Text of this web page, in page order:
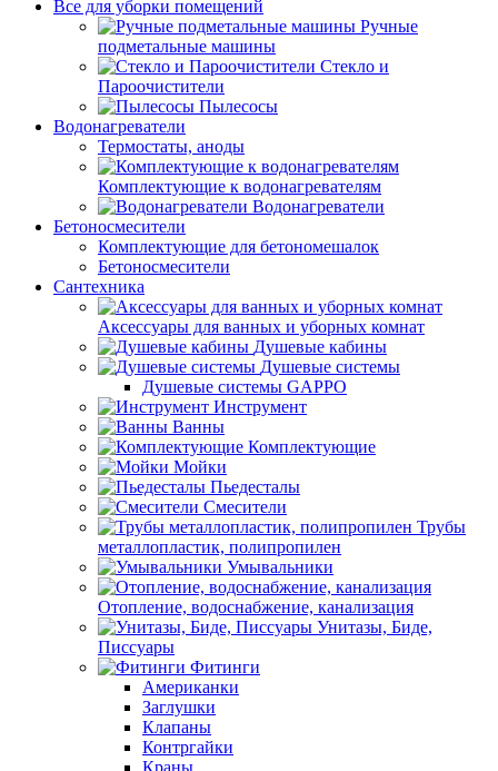
Все для уборки помещений
Ручные
подметальные машины
Стекло и
Пароочистители
Пылесосы
Водонагреватели
Термостаты, аноды
Комплектующие к водонагревателям
Водонагреватели
Бетоносмесители
Комплектующие для бетономешалок
Бетоносмесители
Сантехника
Аксессуары для ванных и уборных комнат
Душевые кабины
Душевые системы
Душевые системы GAPPO
Инструмент
Ванны
Комплектующие
Мойки
Пьедесталы
Смесители
Трубы
металлопластик, полипропилен
Умывальники
Отопление, водоснабжение, канализация
Унитазы, Биде,
Писсуары
Фитинги
Американки
Заглушки
Клапаны
Контргайки
Краны